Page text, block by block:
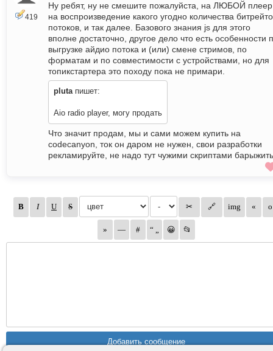
419
Ну ребят, ну не смешите пожалуйста, на ЛЮБОЙ плеер
на воспроизведение какого угодно количества
потоков, и так далее. Базового знания js для этого
вполне достаточно, другое дело что есть особенности
выгрузке айдио потока и (или) смене стримов, по
форматам и по совместимости с устройствами, но для
топикстартера это походу пока не примари.
plutaпишет:
Aio radio player, могу продать
Что значит продам, мы и сами можем купить на
codecanyon, ток он даром не нужен, свои разработки
рекламируйте, не надо тут чужими скриптами